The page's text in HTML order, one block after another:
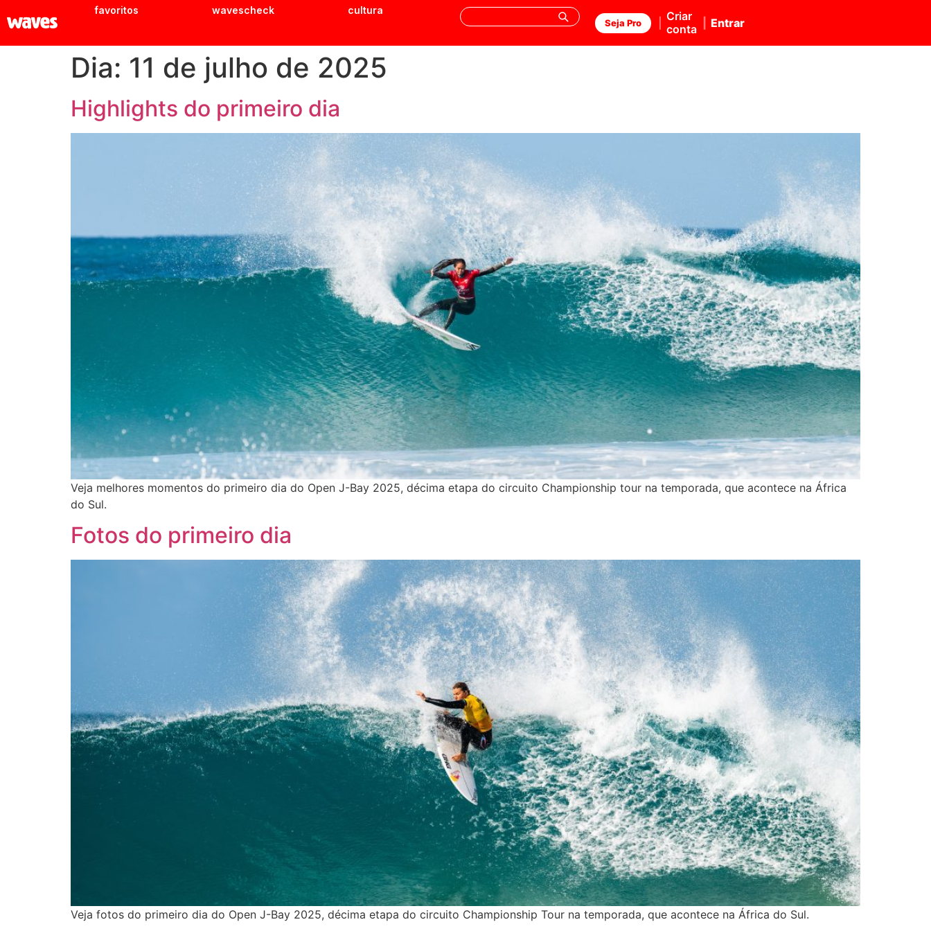
favoritos wavescheck cultura
Seja Pro
Criar
conta
Entrar
Dia: 11 de julho de 2025
Highlights do primeiro dia
Veja melhores momentos do primeiro dia do Open J-Bay 2025, décima etapa do circuito Championship tour na temporada, que acontece na África
do Sul.
Fotos do primeiro dia
Veja fotos do primeiro dia do Open J-Bay 2025, décima etapa do circuito Championship Tour na temporada, que acontece na África do Sul.